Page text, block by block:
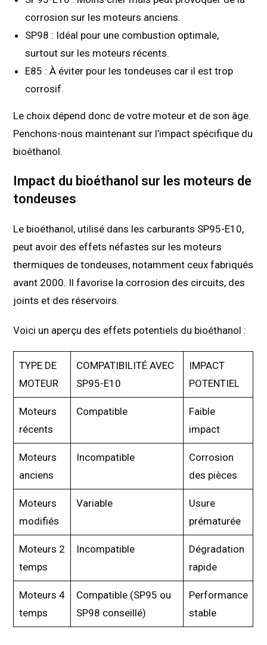
corrosion sur les moteurs anciens.
SP98 : Idéal pour une combustion optimale,
surtout sur les moteurs récents.
E85 : À éviter pour les tondeuses car il est trop
corrosif.
Le choix dépend donc de votre moteur et de son âge.
Penchons-nous maintenant sur l’impact spécifique du
bioéthanol.
Impact du bioéthanol sur les moteurs de
tondeuses
Le bioéthanol, utilisé dans les carburants SP95-E10,
peut avoir des effets néfastes sur les moteurs
thermiques de tondeuses, notamment ceux fabriqués
avant 2000. Il favorise la corrosion des circuits, des
joints et des réservoirs.
Voici un aperçu des effets potentiels du bioéthanol :
TYPE DE
MOTEUR
COMPATIBILITÉ AVEC
SP95-E10
IMPACT
POTENTIEL
Moteurs
récents
Compatible
Faible
impact
Moteurs
anciens
Incompatible
Corrosion
des pièces
Moteurs
modifiés
Variable
Usure
prématurée
Moteurs 2
temps
Incompatible
Dégradation
rapide
Moteurs 4
temps
Compatible (SP95 ou
SP98 conseillé)
Performance
stable